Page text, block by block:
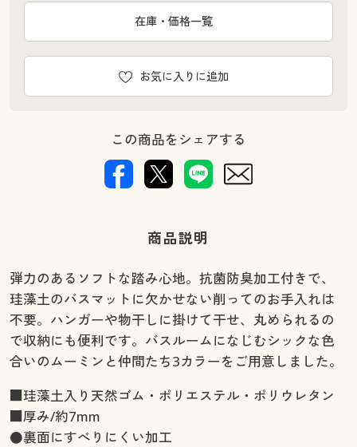
お気に入りに追加
在庫・価格一覧
この商品をシェアする
商品説明
弾力のあるソフトな踏み心地。抗菌防臭加工付きで、
珪藻土のバスマットに欠かせない削ってのお手入れは
不要。ハンガーや物干しに掛けて干せ、丸められるの
で収納にも便利です。バスルームになじむシックな色
合いのムーミンと仲間たち3カラーをご用意しました。
■珪藻土入り天然ゴム・ポリエステル・ポリウレタン
■厚み/約7mm
●裏面にすべりにくい加工